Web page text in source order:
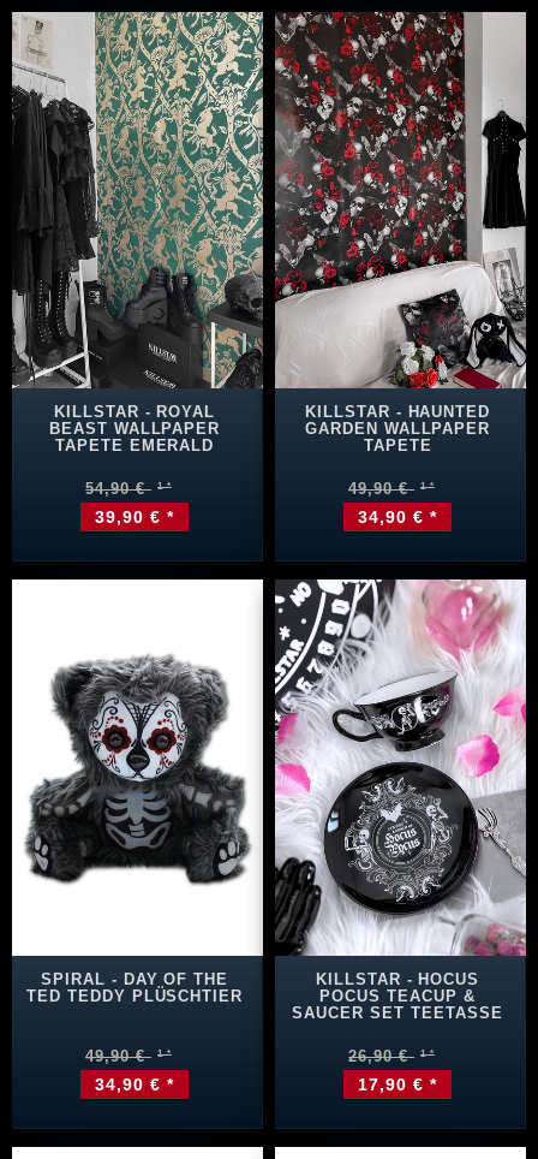
KILLSTAR - ROYAL
BEAST WALLPAPER
TAPETE EMERALD
54,90 €
39,90 € *
KILLSTAR - HAUNTED
GARDEN WALLPAPER
TAPETE
49,90 €
34,90 € *
SPIRAL - DAY OF THE
TED TEDDY PLÜSCHTIER
49,90 €
34,90 € *
KILLSTAR - HOCUS
POCUS TEACUP &
SAUCER SET TEETASSE
26,90 €
17,90 € *